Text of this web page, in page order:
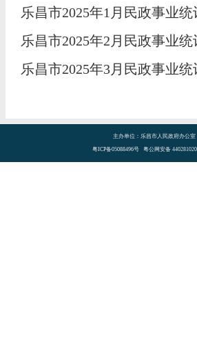
乐昌市2025年1月民政事业
乐昌市2025年2月民政事业
乐昌市2025年3月民政事业
主办单位：乐昌市人民政府办公室
粤ICP备05088496号 粤公网安备